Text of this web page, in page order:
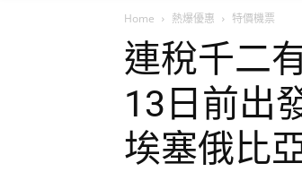
Home 熱爆優惠 特價機票
連稅千二
13日前出
埃塞俄比